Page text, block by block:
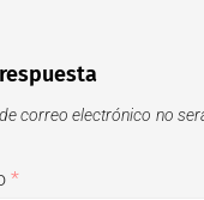
correo electrónico no
*